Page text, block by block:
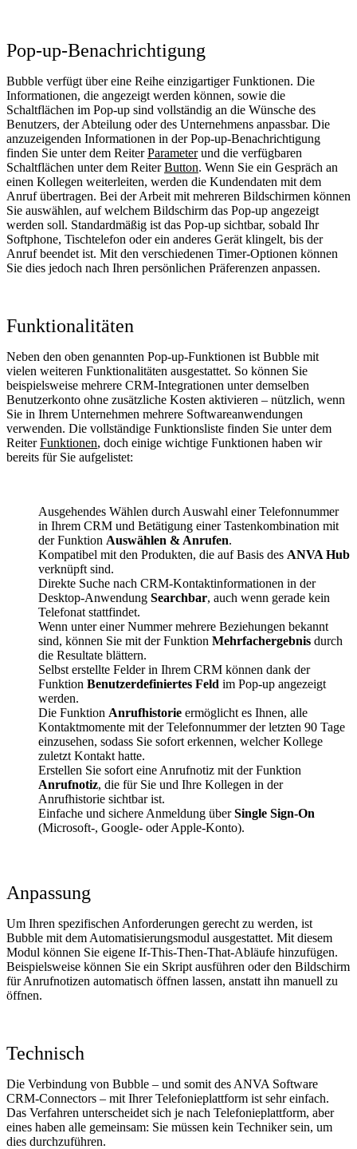
Pop-up-Benachrichtigung
Bubble verfügt über eine Reihe einzigartiger Funktionen. Die
Informationen, die angezeigt werden können, sowie die
Schaltflächen im Pop-up sind vollständig an die Wünsche des
Benutzers, der Abteilung oder des Unternehmens anpassbar. Die
anzuzeigenden Informationen in der Pop-up-Benachrichtigung
finden Sie unter dem ReiterParameterund die verfügbaren
Schaltflächen unter dem ReiterButton. Wenn Sie ein Gespräch an
einen Kollegen weiterleiten, werden die Kundendaten mit dem
Anruf übertragen. Bei der Arbeit mit mehreren Bildschirmen können
Sie auswählen, auf welchem Bildschirm das Pop-up angezeigt
werden soll. Standardmäßig ist das Pop-up sichtbar, sobald Ihr
Softphone, Tischtelefon oder ein anderes Gerät klingelt, bis der
Anruf beendet ist. Mit den verschiedenen Timer-Optionen können
Sie dies jedoch nach Ihren persönlichen Präferenzen anpassen.
Funktionalitäten
Neben den oben genannten Pop-up-Funktionen ist Bubble mit
vielen weiteren Funktionalitäten ausgestattet. So können Sie
beispielsweise mehrere CRM-Integrationen unter demselben
Benutzerkonto ohne zusätzliche Kosten aktivieren – nützlich, wenn
Sie in Ihrem Unternehmen mehrere Softwareanwendungen
verwenden. Die vollständige Funktionsliste finden Sie unter dem
ReiterFunktionen, doch einige wichtige Funktionen haben wir
bereits für Sie aufgelistet:
Ausgehendes Wählen durch Auswahl einer Telefonnummer
in Ihrem CRM und Betätigung einer Tastenkombination mit
der Funktion Auswählen & Anrufen.
Kompatibel mit den Produkten, die auf Basis des ANVA Hub
verknüpft sind.
Direkte Suche nach CRM-Kontaktinformationen in der
Desktop-Anwendung Searchbar, auch wenn gerade kein
Telefonat stattfindet.
Wenn unter einer Nummer mehrere Beziehungen bekannt
sind, können Sie mit der Funktion Mehrfachergebnis durch
die Resultate blättern.
Selbst erstellte Felder in Ihrem CRM können dank der
Funktion Benutzerdefiniertes Feld im Pop-up angezeigt
werden.
Die Funktion Anrufhistorie ermöglicht es Ihnen, alle
Kontaktmomente mit der Telefonnummer der letzten 90 Tage
einzusehen, sodass Sie sofort erkennen, welcher Kollege
zuletzt Kontakt hatte.
Erstellen Sie sofort eine Anrufnotiz mit der Funktion
Anrufnotiz, die für Sie und Ihre Kollegen in der
Anrufhistorie sichtbar ist.
Einfache und sichere Anmeldung überSingle Sign-On
(Microsoft-, Google- oder Apple-Konto).
Anpassung
Um Ihren spezifischen Anforderungen gerecht zu werden, ist
Bubble mit dem Automatisierungsmodul ausgestattet. Mit diesem
Modul können Sie eigene If-This-Then-That-Abläufe hinzufügen.
Beispielsweise können Sie ein Skript ausführen oder den Bildschirm
für Anrufnotizen automatisch öffnen lassen, anstatt ihn manuell zu
öffnen.
Technisch
Die Verbindung von Bubble – und somit des ANVA Software
CRM-Connectors – mit Ihrer Telefonieplattform ist sehr einfach.
Das Verfahren unterscheidet sich je nach Telefonieplattform, aber
eines haben alle gemeinsam: Sie müssen kein Techniker sein, um
dies durchzuführen.